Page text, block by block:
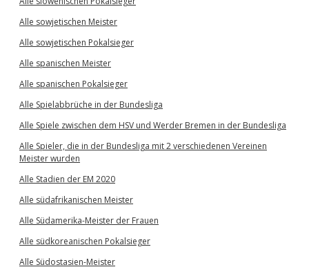
Alle sowjetischen Meister
Alle sowjetischen Pokalsieger
Alle spanischen Meister
Alle spanischen Pokalsieger
Alle Spielabbrüche in der Bundesliga
Alle Spiele zwischen dem HSV und Werder Bremen in der Bundesliga
Alle Spieler, die in der Bundesliga mit 2 verschiedenen Vereinen
Meister wurden
Alle Stadien der EM 2020
Alle südafrikanischen Meister
Alle Südamerika-Meister der Frauen
Alle südkoreanischen Pokalsieger
Alle Südostasien-Meister